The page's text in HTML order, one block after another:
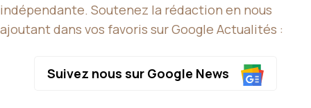
indépendante. Soutenez la rédaction en nous
ajoutant dans vos favoris sur Google Actualités :
Suivez nous sur Google News